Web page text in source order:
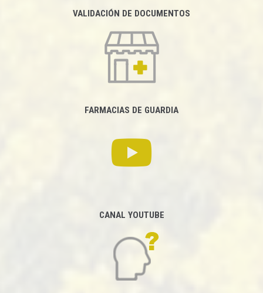
VALIDACIÓN DE DOCUMENTOS
FARMACIAS DE GUARDIA
CANAL YOUTUBE